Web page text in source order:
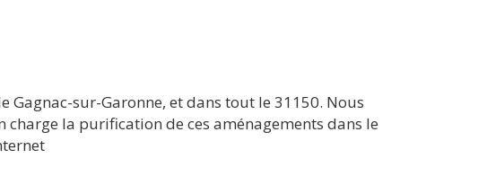
Gagnac-sur-Garonne, et dans tout le 31150. Nous
la purification de ces aménagements dans le